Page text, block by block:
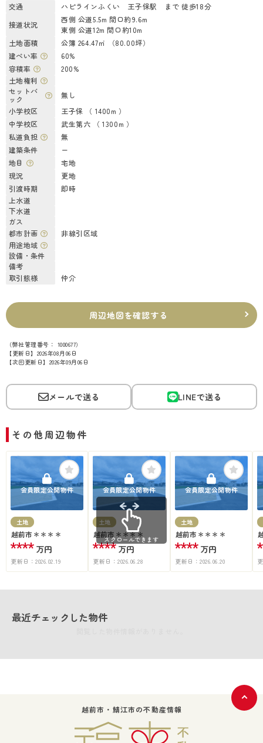
交通
ハピラインふくい 王子保駅 まで 徒歩18分
接道状況
西側 公道5.5m 間口約9.6m
東側 公道12m 間口約10m
土地面積
公簿 264.47㎡ （80.00坪）
建ぺい率
60%
容積率
200%
土地権利
セットバ
ック
無し
小学校区
王子保 （ 1400m ）
中学校区
武生第六 （ 1300m ）
私道負担
無
建築条件
ー
地目
宅地
現況
更地
引渡時期
即時
上水道
下水道
ガス
都市計画
非線引区域
用途地域
設備・条件
備考
取引態様
仲介
周辺地図を確認する
（弊社管理番号： 1000677）
【更新日】2026年08月06日
【次回更新日】2026年09月06日
メールで送る LINEで送る
その他周辺物件
会員限定公開物件
土地
越前市＊＊＊＊
**** 万円
更新日： 2026.02.19
会員限定公開物件
土地
越前市＊＊＊＊
**** 万円
更新日： 2026.06.28
会員限定公開物件
土地
越前市＊＊＊＊
**** 万円
更新日： 2026.06.20
スクロールできます
最近チェックした物件
越前市・鯖江市の不動産情報